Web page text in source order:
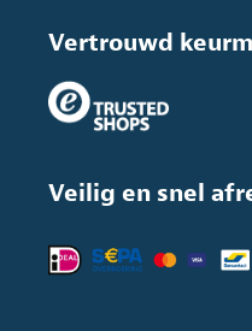
Vertrouwd
Veilig en snel